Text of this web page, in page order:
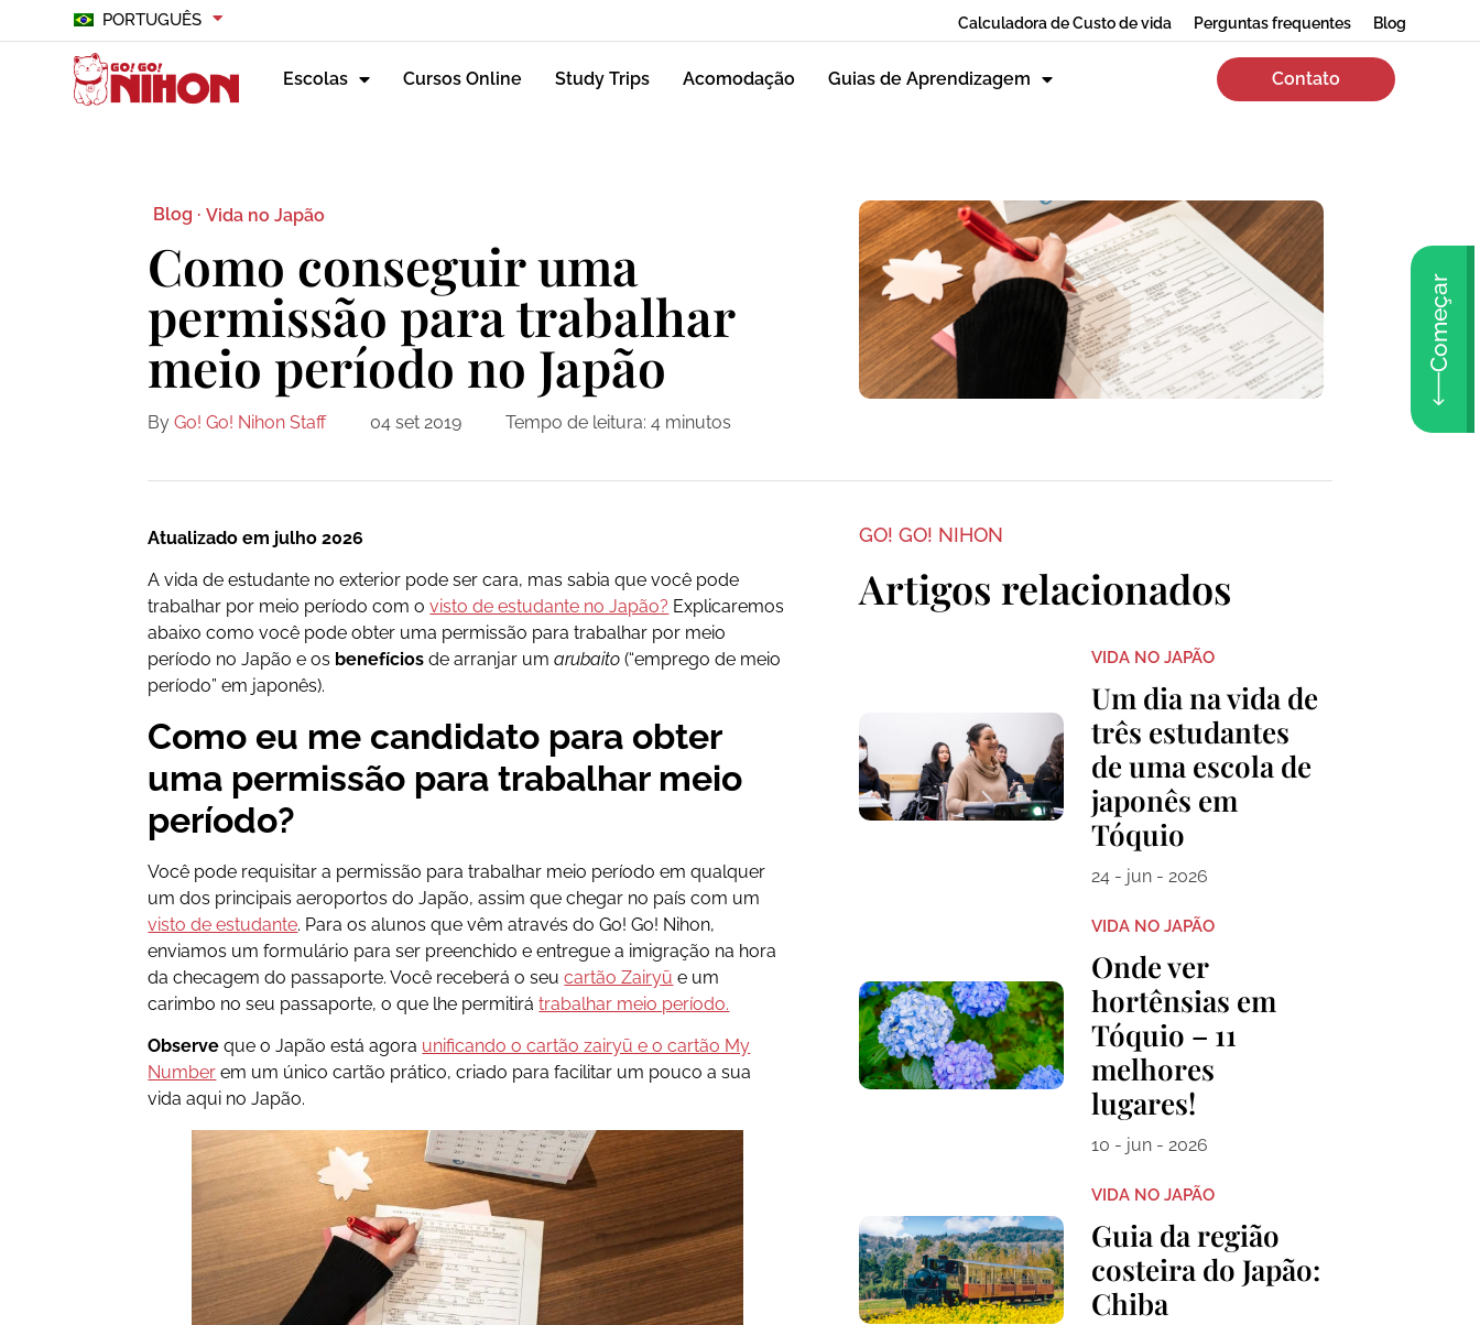
PORTUGUÊS Calculadora de Custo de vida Perguntas frequentes Blog
Escolas Cursos Online Study Trips Acomodação Guias de Aprendizagem Contato
Começar
Blog · Vida no Japão
Como conseguir uma
permissão para trabalhar
meio período no Japão
By Go! Go! Nihon Staff 04 set 2019 Tempo de leitura: 4 minutos
Atualizado em julho 2026
A vida de estudante no exterior pode ser cara, mas sabia que você pode
trabalhar por meio período com ovisto de estudante no Japão? Explicaremos
abaixo como você pode obter uma permissão para trabalhar por meio
período no Japão e os benefícios de arranjar um arubaito (“emprego de meio
período” em japonês).
Como eu me candidato para obter
uma permissão para trabalhar meio
período?
Você pode requisitar a permissão para trabalhar meio período em qualquer
um dos principais aeroportos do Japão, assim que chegar no país com um
visto de estudante. Para os alunos que vêm através do Go! Go! Nihon,
enviamos um formulário para ser preenchido e entregue a imigração na hora
da checagem do passaporte. Você receberá o seucartão Zairyū e um
carimbo no seu passaporte, o que lhe permitirátrabalhar meio período.
Observe que o Japão está agora unificando o cartão zairyū e o cartão My
Number em um único cartão prático, criado para facilitar um pouco a sua
vida aqui no Japão.
GO! GO! NIHON
Artigos relacionados
VIDA NO JAPÃO
Um dia na vida de
três estudantes
de uma escola de
japonês em
Tóquio
24 - jun - 2026
VIDA NO JAPÃO
Onde ver
hortênsias em
Tóquio – 11
melhores
lugares!
10 - jun - 2026
VIDA NO JAPÃO
Guia da região
costeira do Japão:
Chiba